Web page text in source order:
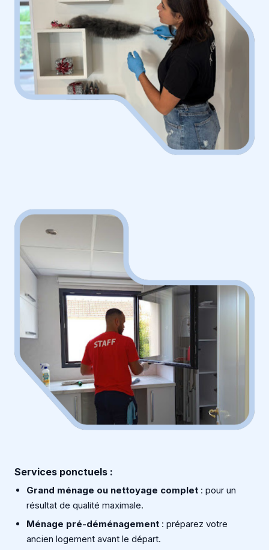
Services ponctuels :
Grand ménage ou nettoyage complet : pour un
résultat de qualité maximale.
Ménage pré-déménagement : préparez votre
ancien logement avant le départ.